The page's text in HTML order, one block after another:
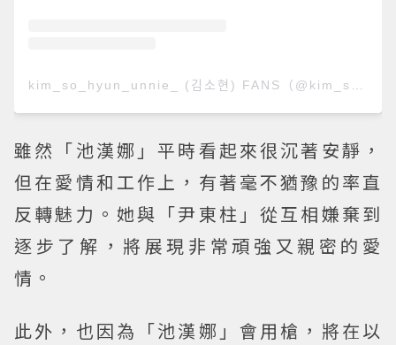
雖然「池漢娜」平時看起來很沉著安靜，
但在愛情和工作上，有著毫不猶豫的率直
反轉魅力。她與「尹東柱」從互相嫌棄到
逐步了解，將展現非常頑強又親密的愛
情。
此外，也因為「池漢娜」會用槍，將在以